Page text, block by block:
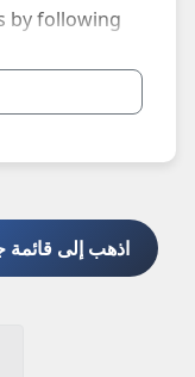
by following
اذهب إلى قائمة